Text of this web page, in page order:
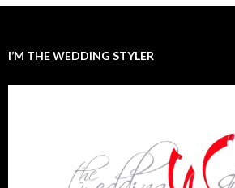
I’M THE WEDDING STYLER